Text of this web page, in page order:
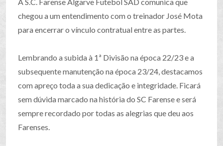
chegou a um entendimento com o treinador José Mota
para encerrar o vínculo contratual entre as partes.
Lembrando a subida à 1ª Divisão na época 22/23 e a
subsequente manutenção na época 23/24, destacamos
com apreço toda a sua dedicação e integridade. Ficará
sem dúvida marcado na história do SC Farense e será
sempre recordado por todas as alegrias que deu aos
Farenses.